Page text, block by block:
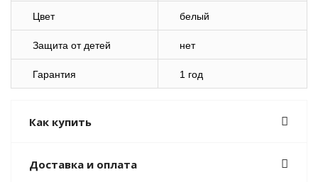
Цвет белый
Защита от детей нет
Гарантия 1 год
Как купить
Доставка и оплата